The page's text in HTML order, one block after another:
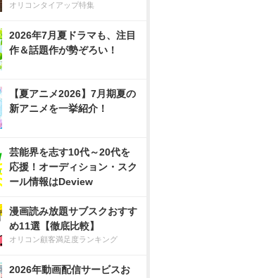
オリコンタイアップ特集
2026年7月夏ドラマも、注目
作＆話題作が勢ぞろい！
【夏アニメ2026】7月期夏の
新アニメを一挙紹介！
芸能界を志す10代～20代を
応援！オーディション・スク
ール情報はDeview
漫画読み放題サブスクおすす
め11選【徹底比較】
オリコン顧客満足度ランキング
2026年動画配信サービスお